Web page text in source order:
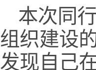
本次同
组织建设
发现自己